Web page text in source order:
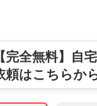
【完全無料】自
頼はこちらか